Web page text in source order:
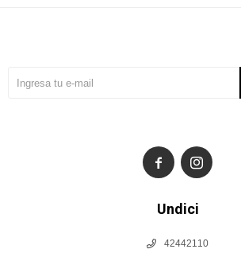
Undici
42442110
 